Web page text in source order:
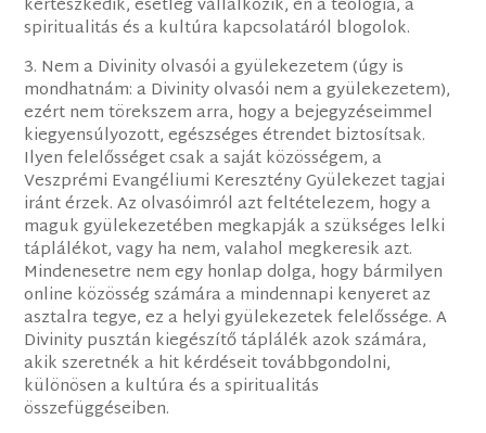
kertészkedik, esetleg vállalkozik, én a teológia, a
spiritualitás és a kultúra kapcsolatáról blogolok.
3. Nem a Divinity olvasói a gyülekezetem (úgy is
mondhatnám: a Divinity olvasói nem a gyülekezetem),
ezért nem törekszem arra, hogy a bejegyzéseimmel
kiegyensúlyozott, egészséges étrendet biztosítsak.
Ilyen felelősséget csak a saját közösségem, a
Veszprémi Evangéliumi Keresztény Gyülekezet tagjai
iránt érzek. Az olvasóimról azt feltételezem, hogy a
maguk gyülekezetében megkapják a szükséges lelki
táplálékot, vagy ha nem, valahol megkeresik azt.
Mindenesetre nem egy honlap dolga, hogy bármilyen
online közösség számára a mindennapi kenyeret az
asztalra tegye, ez a helyi gyülekezetek felelőssége. A
Divinity pusztán kiegészítő táplálék azok számára,
akik szeretnék a hit kérdéseit továbbgondolni,
különösen a kultúra és a spiritualitás
összefüggéseiben.